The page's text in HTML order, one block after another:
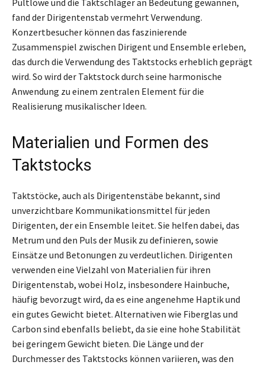
fand der Dirigentenstab vermehrt Verwendung.
Konzertbesucher können das faszinierende
Zusammenspiel zwischen Dirigent und Ensemble erleben,
das durch die Verwendung des Taktstocks erheblich geprägt
wird. So wird der Taktstock durch seine harmonische
Anwendung zu einem zentralen Element für die
Realisierung musikalischer Ideen.
Materialien und Formen des
Taktstocks
Taktstöcke, auch als Dirigentenstäbe bekannt, sind
unverzichtbare Kommunikationsmittel für jeden
Dirigenten, der ein Ensemble leitet. Sie helfen dabei, das
Metrum und den Puls der Musik zu definieren, sowie
Einsätze und Betonungen zu verdeutlichen. Dirigenten
verwenden eine Vielzahl von Materialien für ihren
Dirigentenstab, wobei Holz, insbesondere Hainbuche,
häufig bevorzugt wird, da es eine angenehme Haptik und
ein gutes Gewicht bietet. Alternativen wie Fiberglas und
Carbon sind ebenfalls beliebt, da sie eine hohe Stabilität
bei geringem Gewicht bieten. Die Länge und der
Durchmesser des Taktstocks können variieren, was den